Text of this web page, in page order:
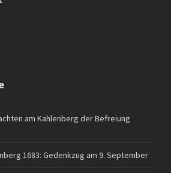
am Kahlenberg der Befreiung
1683: Gedenkzug am 9. September